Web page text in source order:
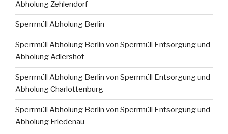
Abholung Zehlendorf
Sperrmüll Abholung Berlin
Sperrmüll Abholung Berlin von Sperrmüll Entsorgung und
Abholung Adlershof
Sperrmüll Abholung Berlin von Sperrmüll Entsorgung und
Abholung Charlottenburg
Sperrmüll Abholung Berlin von Sperrmüll Entsorgung und
Abholung Friedenau